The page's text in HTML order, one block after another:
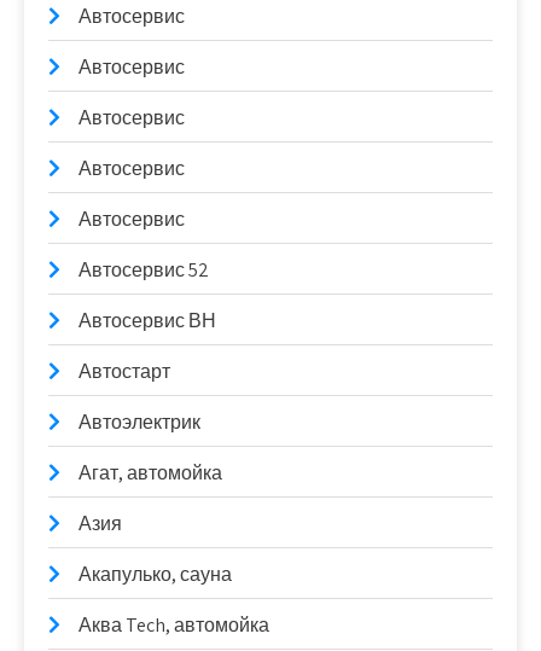
Автосервис
Автосервис
Автосервис
Автосервис
Автосервис
Автосервис 52
Автосервис ВН
Автостарт
Автоэлектрик
Агат, автомойка
Азия
Акапулько, сауна
Аква Tech, автомойка